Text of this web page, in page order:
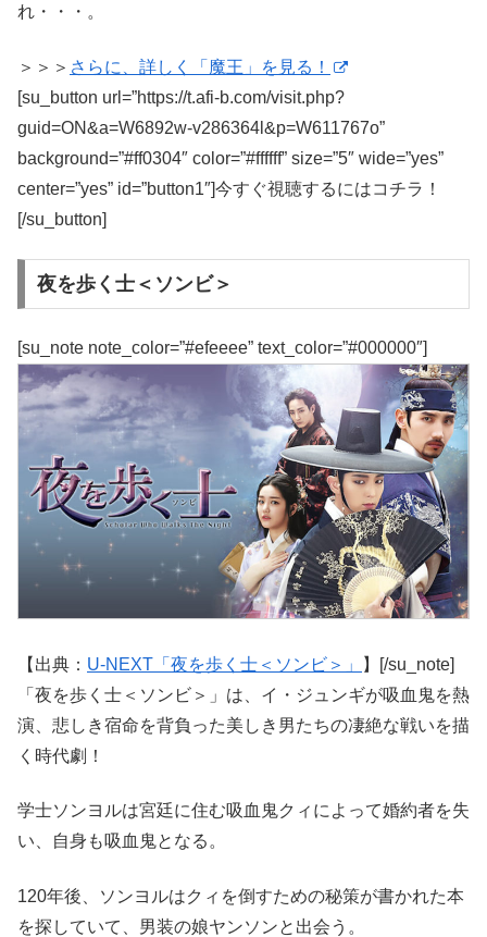
れ・・・。
＞＞＞ さらに、詳しく「魔王」を見る！
[su_button url=”https://t.afi-b.com/visit.php?
guid=ON&a=W6892w-v286364l&p=W611767o”
background=”#ff0304″ color=”#ffffff” size=”5″ wide=”yes”
center=”yes” id=”button1″]今すぐ視聴するにはコチラ！
[/su_button]
夜を歩く士＜ソンビ＞
[su_note note_color=”#efeeee” text_color=”#000000″]
【出典： U-NEXT「夜を歩く士＜ソンビ＞」
】[/su_note]
「夜を歩く士＜ソンビ＞」は、イ・ジュンギが吸血鬼を熱
演、悲しき宿命を背負った美しき男たちの凄絶な戦いを描
く時代劇！
学士ソンヨルは宮廷に住む吸血鬼クィによって婚約者を失
い、自身も吸血鬼となる。
120年後、ソンヨルはクィを倒すための秘策が書かれた本
を探していて、男装の娘ヤンソンと出会う。